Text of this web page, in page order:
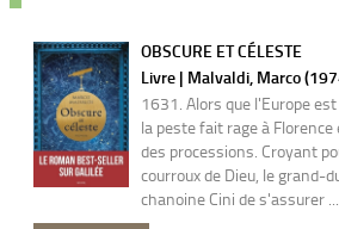
OBSCURE ET CÉLESTE
Livre | Malvaldi, Marco
1631. Alors que l'Europe
la peste fait rage à
des processions. Croyant
courroux de Dieu, le grand-
chanoine Cini de s'assurer ...